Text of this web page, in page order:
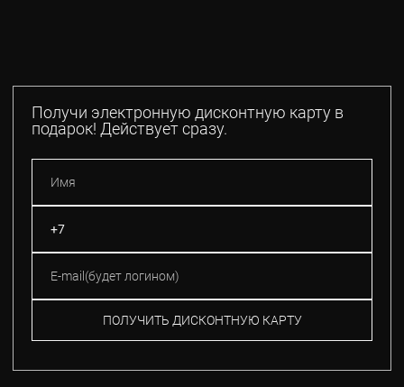
Получи электронную дисконтную карту в
подарок! Действует сразу.
ПОЛУЧИТЬ ДИСКОНТНУЮ КАРТУ